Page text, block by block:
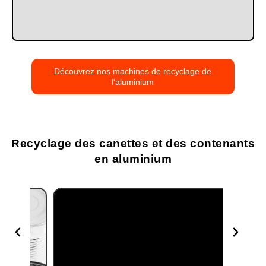
Découvrez nos machines de recyclage de
l'aluminium
Recyclage des canettes et des contenants
en aluminium